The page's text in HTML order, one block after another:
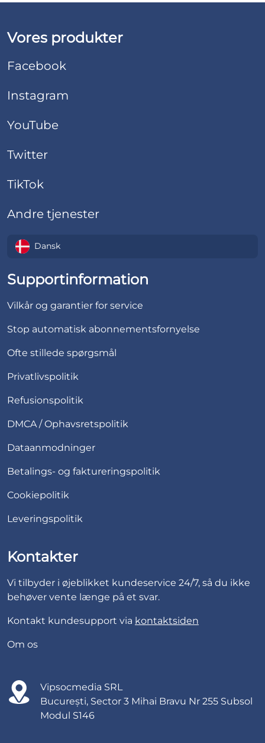
Vores produkter
Facebook
Instagram
YouTube
Twitter
TikTok
Andre tjenester
Dansk
Supportinformation
Vilkår og garantier for service
Stop automatisk abonnementsfornyelse
Ofte stillede spørgsmål
Privatlivspolitik
Refusionspolitik
DMCA / Ophavsretspolitik
Dataanmodninger
Betalings- og faktureringspolitik
Cookiepolitik
Leveringspolitik
Kontakter
Vi tilbyder i øjeblikket kundeservice 24/7, så du ikke
behøver vente længe på et svar.
Kontakt kundesupport via kontaktsiden
Om os
Vipsocmedia SRL
București, Sector 3 Mihai Bravu Nr 255 Subsol
Modul S146